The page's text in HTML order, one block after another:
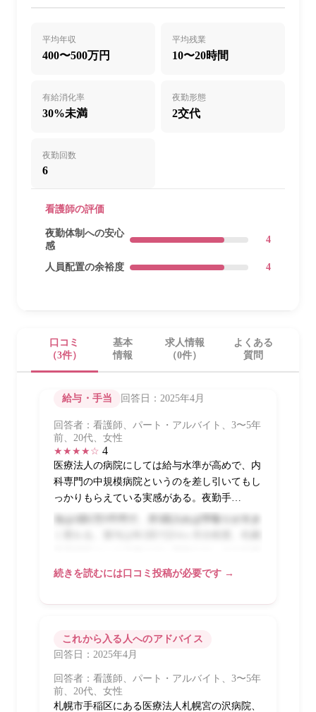
平均年収
400〜500万円
平均残業
10〜20時間
有給消化率
30%未満
夜勤形態
2交代
夜勤回数
6
看護師の評価
夜勤体制への安心
感
4
人員配置の余裕度 4
口コミ
（3件）
基本
情報
求人情報
（0件）
よくある
質問
給与・手当 回答日：2025年4月
回答者：看護師、パート・アルバイト、3〜5年
前、20代、女性
★★★★☆ 4
医療法人の病院にしては給与水準が高めで、内
科専門の中規模病院というのを差し引いてもし
っかりもらえている実感がある。夜勤手…
賃が安く、住宅手当と合わせると生活しやす
るとかなり良い条件だと思っている。
続きを読むには口コミ投稿が必要です →
これから入る人へのアドバイス
回答日：2025年4月
回答者：看護師、パート・アルバイト、3〜5年
前、20代、女性
札幌市手稲区にある医療法人札幌宮の沢病院、